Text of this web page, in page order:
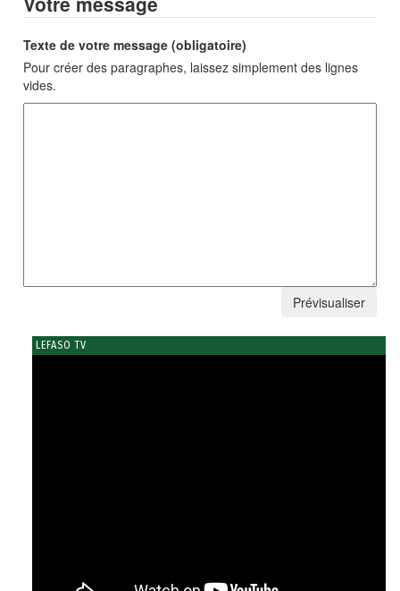
Texte de votre message (obligatoire)
Pour créer des paragraphes, laissez simplement des lignes
vides.
LEFASO TV